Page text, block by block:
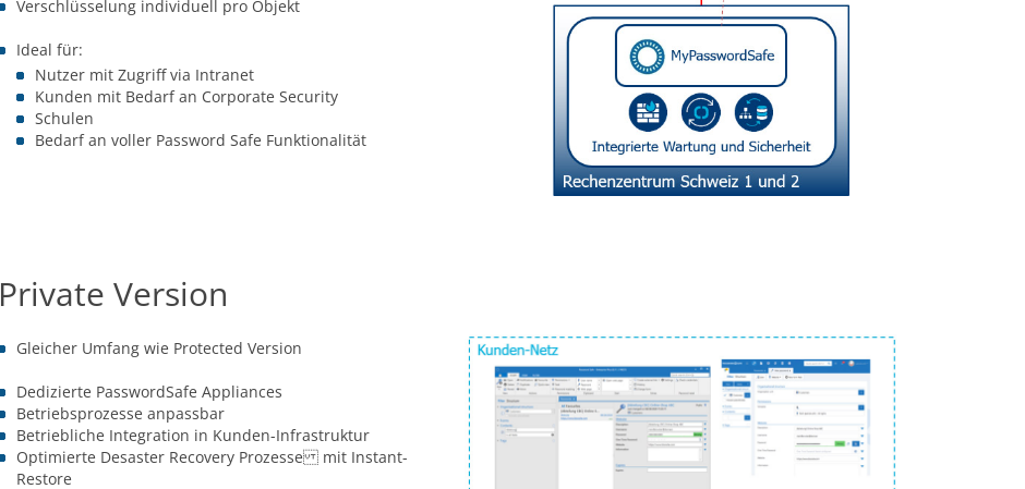
Verschlüsselung individuell pro Objekt
Ideal für:
Nutzer mit Zugriff via Intranet
Kunden mit Bedarf an Corporate Security
Schulen
Bedarf an voller Password Safe Funktionalität
Private Version
Gleicher Umfang wie Protected Version
Dedizierte PasswordSafe Appliances
Betriebsprozesse anpassbar
Betriebliche Integration in Kunden-Infrastruktur
Optimierte Desaster Recovery Prozesse mit Instant-
Restore